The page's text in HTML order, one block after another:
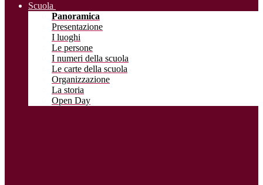
Scuola
Panoramica
Presentazione
I luoghi
Le persone
I numeri della scuola
Le carte della scuola
Organizzazione
La storia
Open Day